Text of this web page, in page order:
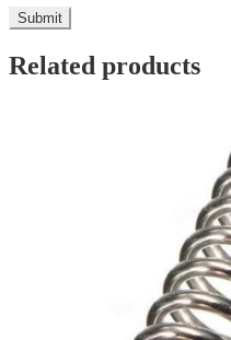
Related products